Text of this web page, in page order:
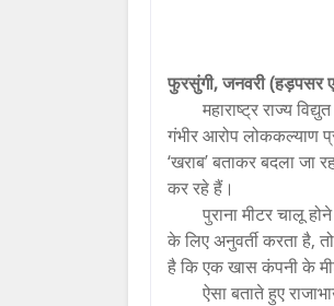
फुरसुंगी, जनवरी (हड़पसर
महाराष्ट्र राज्य
गंभीर आरोप लोककल्याण
‘खराब’ बताकर बदला
कर रहे हैं।
पुराना मीटर चालू
के लिए अनुवर्ती करता है,
है कि एक खास कंपनी के
ऐसा बताते हुए